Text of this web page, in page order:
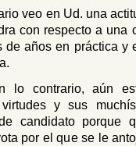
veo en Ud. una
con respecto a una
de años en práctica y
lo contrario, aún
y sus
candidato porque
por el que se le